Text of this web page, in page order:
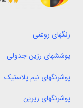
رنگهای روغنی
پوششهای رزین جدولی
پوشرنگهای نیم پلاستیک
پوشرنگهای زیرین